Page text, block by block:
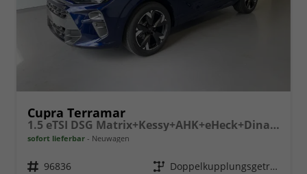
Cupra Terramar
1.5 eTSI DSG Matrix+Kessy+AHK+eHeck+Dinamica+CarPlay+eHeck+GV5
sofort lieferbar Neuwagen
Fahrzeugnr. 96836 Getriebe
Doppelkupplungsgetriebe (DSG)